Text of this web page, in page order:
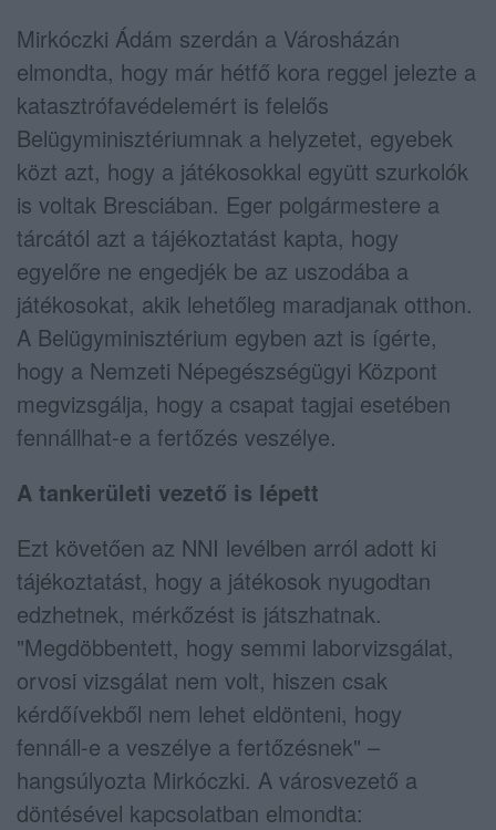
Mirkóczki Ádám szerdán a Városházán
elmondta, hogy már hétfő kora reggel jelezte a
katasztrófavédelemért is felelős
Belügyminisztériumnak a helyzetet, egyebek
közt azt, hogy a játékosokkal együtt szurkolók
is voltak Bresciában. Eger polgármestere a
tárcától azt a tájékoztatást kapta, hogy
egyelőre ne engedjék be az uszodába a
játékosokat, akik lehetőleg maradjanak otthon.
A Belügyminisztérium egyben azt is ígérte,
hogy a Nemzeti Népegészségügyi Központ
megvizsgálja, hogy a csapat tagjai esetében
fennállhat-e a fertőzés veszélye.
A tankerületi vezető is lépett
Ezt követően az NNI levélben arról adott ki
tájékoztatást, hogy a játékosok nyugodtan
edzhetnek, mérkőzést is játszhatnak.
"Megdöbbentett, hogy semmi laborvizsgálat,
orvosi vizsgálat nem volt, hiszen csak
kérdőívekből nem lehet eldönteni, hogy
fennáll-e a veszélye a fertőzésnek" –
hangsúlyozta Mirkóczki. A városvezető a
döntésével kapcsolatban elmondta: